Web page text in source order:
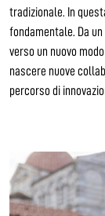
tradizionale. In
fondamentale. Da
verso un nuovo
nascere nuove
percorso di